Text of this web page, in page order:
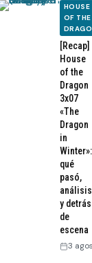
HOUSE
OF THE
[Recap]
House
of the
Dragon
3x07
«The
Dragon
in
Winter»:
qué
pasó,
análisis
y detrás
de
escena
3